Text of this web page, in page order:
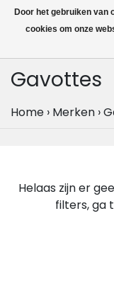
Gavottes
Home › Merken ›
Helaas zijn er
filters, ga
Door het gebruiken van
cookies om onze